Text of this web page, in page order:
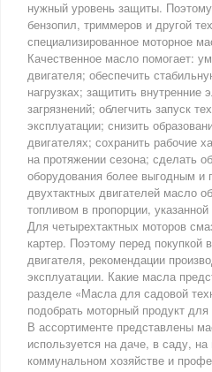
нужный уровень защиты. Поэтому
бензопил, триммеров и другой
специализированное моторное
Качественное масло помогает:
двигателя; обеспечить
нагрузках; защитить внутренние
загрязнений; облегчить запуск
эксплуатации; снизить
двигателях; сохранить рабочие
на протяжении сезона; сделать
оборудования более выгодным и
двухтактных двигателей масло
топливом в пропорции,
Для четырехтактных моторов
картер. Поэтому перед покупкой
двигателя, рекомендации
эксплуатации. Какие масла
разделе «Масла для садовой
подобрать моторный продукт
В ассортименте представлены
используется на даче, в саду,
коммунальном хозяйстве и